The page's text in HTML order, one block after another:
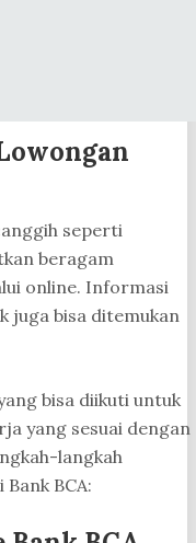
seperti
beragam
online. Informasi
juga bisa ditemukan
bisa diikuti untuk
yang sesuai dengan
langkah
BCA: